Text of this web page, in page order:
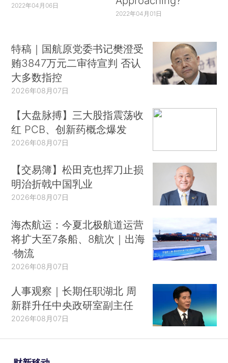
2022年04月06日
2022年04月01日
特稿｜国航原党委书记樊澄受
贿3847万元二审待宣判 否认
大多数指控
2026年08月07日
【大盘脉搏】三大股指震荡收
红 PCB、创新药概念爆发
2026年08月07日
【交易簿】松田克也挥刀止损
明治折戟中国乳业
2026年08月07日
海杰航运：今夏北极航道运营
将扩大至7条船、8航次｜出海
·物流
2026年08月07日
人事观察｜长期任职湖北 周
新群升任中央政研室副主任
2026年08月07日